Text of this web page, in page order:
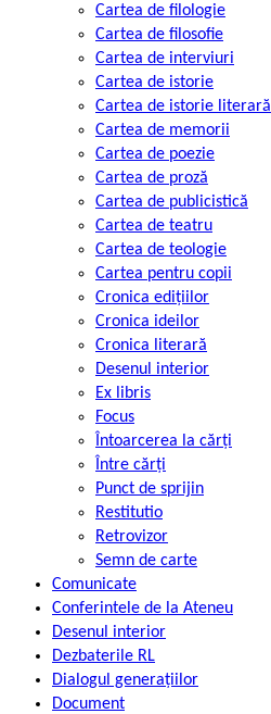
Cartea de filologie
Cartea de filosofie
Cartea de interviuri
Cartea de istorie
Cartea de istorie literară
Cartea de memorii
Cartea de poezie
Cartea de proză
Cartea de publicistică
Cartea de teatru
Cartea de teologie
Cartea pentru copii
Cronica edițiilor
Cronica ideilor
Cronica literară
Desenul interior
Ex libris
Focus
Întoarcerea la cărți
Între cărți
Punct de sprijin
Restitutio
Retrovizor
Semn de carte
Comunicate
Conferintele de la Ateneu
Desenul interior
Dezbaterile RL
Dialogul generațiilor
Document